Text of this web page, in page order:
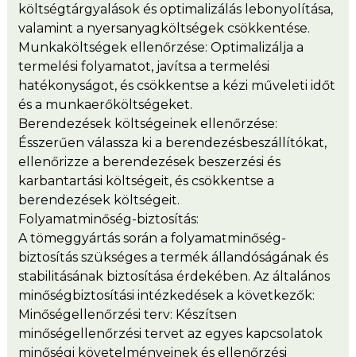
költségtárgyalások és optimalizálás lebonyolítása,
valamint a nyersanyagköltségek csökkentése.
Munkaköltségek ellenőrzése: Optimalizálja a
termelési folyamatot, javítsa a termelési
hatékonyságot, és csökkentse a kézi műveleti időt
és a munkaerőköltségeket.
Berendezések költségeinek ellenőrzése:
Ésszerűen válassza ki a berendezésbeszállítókat,
ellenőrizze a berendezések beszerzési és
karbantartási költségeit, és csökkentse a
berendezések költségeit.
Folyamatminőség-biztosítás:
A tömeggyártás során a folyamatminőség-
biztosítás szükséges a termék állandóságának és
stabilitásának biztosítása érdekében. Az általános
minőségbiztosítási intézkedések a következők:
Minőségellenőrzési terv: Készítsen
minőségellenőrzési tervet az egyes kapcsolatok
minőségi követelményeinek és ellenőrzési